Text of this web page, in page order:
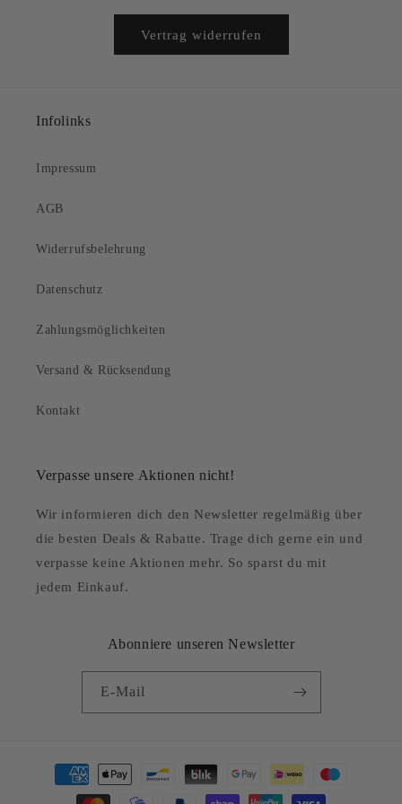
Vertrag widerrufen
Infolinks
Impressum
AGB
Widerrufsbelehrung
Datenschutz
Zahlungsmöglichkeiten
Versand & Rücksendung
Kontakt
Verpasse unsere Aktionen nicht!
Wir informieren dich den Newsletter regelmäßig über
die besten Deals & Rabatte. Trage dich gerne ein und
verpasse keine Aktionen mehr. So sparst du mit
jedem Einkauf.
Abonniere unseren Newsletter
E-Mail
Zahlungsmethoden